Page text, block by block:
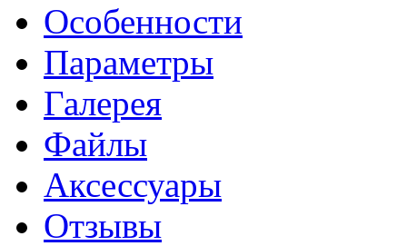
Особенности
Параметры
Галерея
Файлы
Аксессуары
Отзывы